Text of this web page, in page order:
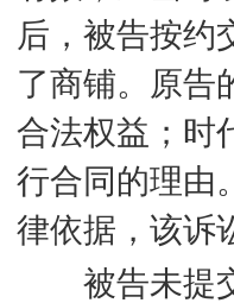
后，被告按约
了商铺。原告
合法权益；时
行合同的理由
律依据，该诉
被告未提